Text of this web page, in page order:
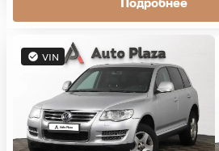
VIN